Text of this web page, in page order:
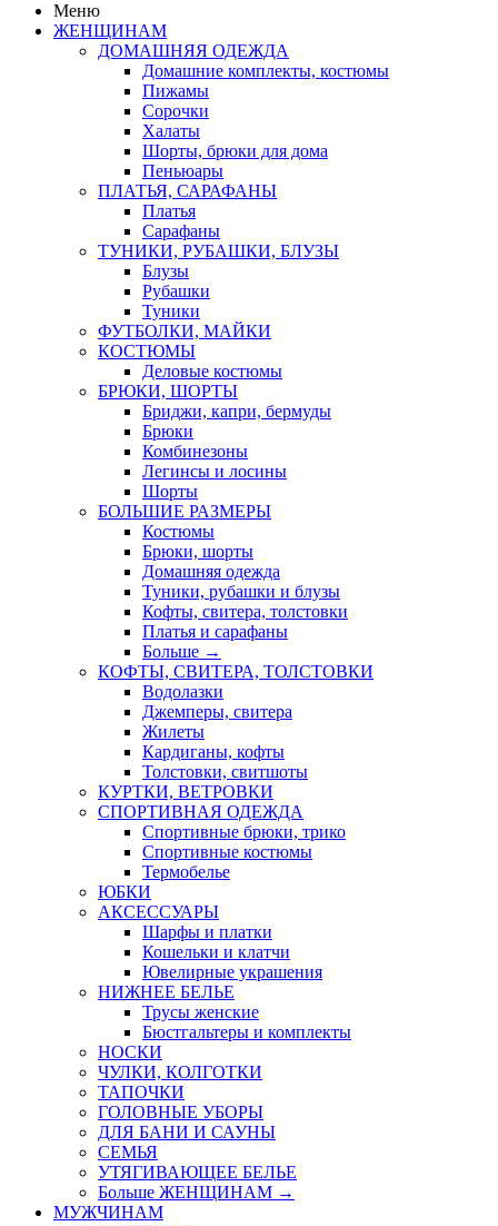
Меню
ЖЕНЩИНАМ
ДОМАШНЯЯ ОДЕЖДА
Домашние комплекты, костюмы
Пижамы
Сорочки
Халаты
Шорты, брюки для дома
Пеньюары
ПЛАТЬЯ, САРАФАНЫ
Платья
Сарафаны
ТУНИКИ, РУБАШКИ, БЛУЗЫ
Блузы
Рубашки
Туники
ФУТБОЛКИ, МАЙКИ
КОСТЮМЫ
Деловые костюмы
БРЮКИ, ШОРТЫ
Бриджи, капри, бермуды
Брюки
Комбинезоны
Легинсы и лосины
Шорты
БОЛЬШИЕ РАЗМЕРЫ
Костюмы
Брюки, шорты
Домашняя одежда
Туники, рубашки и блузы
Кофты, свитера, толстовки
Платья и сарафаны
Больше →
КОФТЫ, СВИТЕРА, ТОЛСТОВКИ
Водолазки
Джемперы, свитера
Жилеты
Кардиганы, кофты
Толстовки, свитшоты
КУРТКИ, ВЕТРОВКИ
СПОРТИВНАЯ ОДЕЖДА
Спортивные брюки, трико
Спортивные костюмы
Термобелье
ЮБКИ
AКСЕССУАРЫ
Шарфы и платки
Кошельки и клатчи
Ювелирные украшения
НИЖНЕЕ БЕЛЬЕ
Трусы женские
Бюстгальтеры и комплекты
НОСКИ
ЧУЛКИ, КОЛГОТКИ
ТАПОЧКИ
ГОЛОВНЫЕ УБОРЫ
ДЛЯ БАНИ И САУНЫ
СЕМЬЯ
УТЯГИВАЮЩЕЕ БЕЛЬЕ
Больше ЖЕНЩИНАМ →
МУЖЧИНАМ